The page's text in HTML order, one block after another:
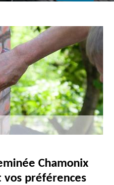
Chamonix
vos préférences